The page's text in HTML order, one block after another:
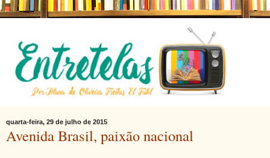
quarta-feira, 29 de julho de 2015
Avenida Brasil, paixão nacional